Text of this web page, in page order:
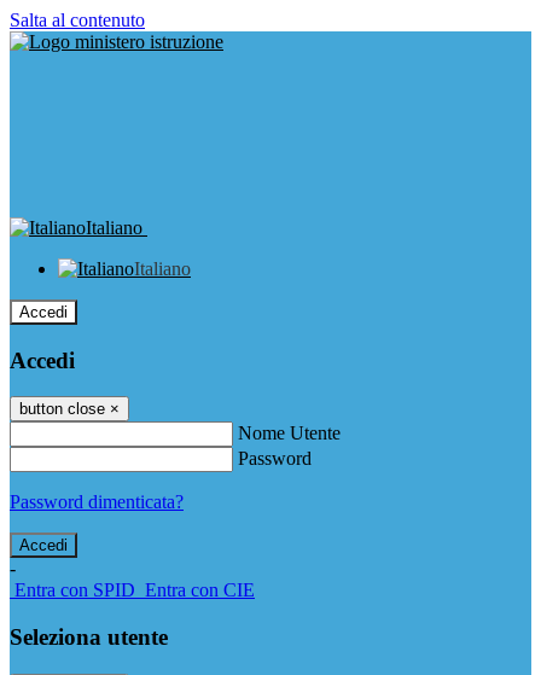
Salta al contenuto
Italiano
Italiano
Accedi
Accedi
button close ×
Nome Utente
Password
Password dimenticata?
-
Entra con SPID Entra con CIE
Seleziona utente